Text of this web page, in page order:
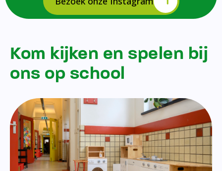
Kom kijken en spelen bij
ons op school